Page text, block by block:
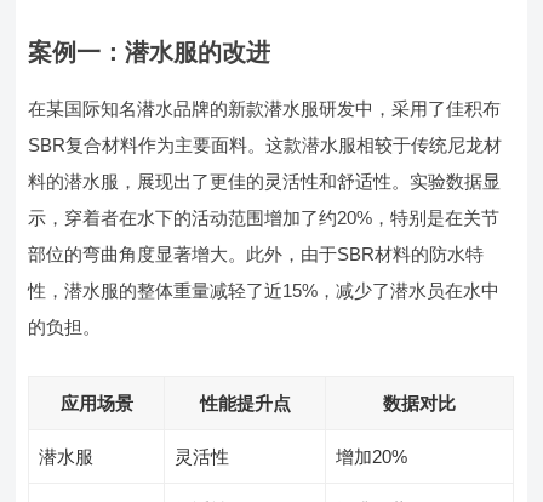
案例一：潜水服的改进
在某国际知名潜水品牌的新款潜水服研发中，采用了佳积布
SBR复合材料作为主要面料。这款潜水服相较于传统尼龙材
料的潜水服，展现出了更佳的灵活性和舒适性。实验数据显
示，穿着者在水下的活动范围增加了约20%，特别是在关节
部位的弯曲角度显著增大。此外，由于SBR材料的防水特
性，潜水服的整体重量减轻了近15%，减少了潜水员在水中
的负担。
应用场景 性能提升点 数据对比
潜水服 灵活性 增加20%